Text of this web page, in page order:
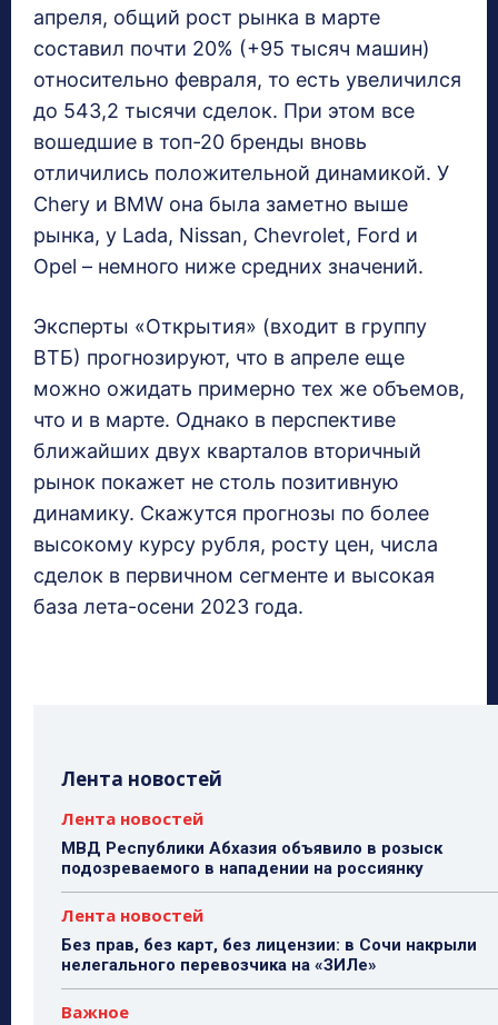
апреля, общий рост рынка в марте
составил почти 20% (+95 тысяч машин)
относительно февраля, то есть увеличился
до 543,2 тысячи сделок. При этом все
вошедшие в топ-20 бренды вновь
отличились положительной динамикой. У
Chery и BMW она была заметно выше
рынка, у Lada, Nissan, Chevrolet, Ford и
Opel – немного ниже средних значений.
Эксперты «Открытия» (входит в группу
ВТБ) прогнозируют, что в апреле еще
можно ожидать примерно тех же объемов,
что и в марте. Однако в перспективе
ближайших двух кварталов вторичный
рынок покажет не столь позитивную
динамику. Скажутся прогнозы по более
высокому курсу рубля, росту цен, числа
сделок в первичном сегменте и высокая
база лета-осени 2023 года.
Лента новостей
Лента новостей
МВД Республики Абхазия объявило в розыск
подозреваемого в нападении на россиянку
Лента новостей
Без прав, без карт, без лицензии: в Сочи накрыли
нелегального перевозчика на «ЗИЛе»
Важное